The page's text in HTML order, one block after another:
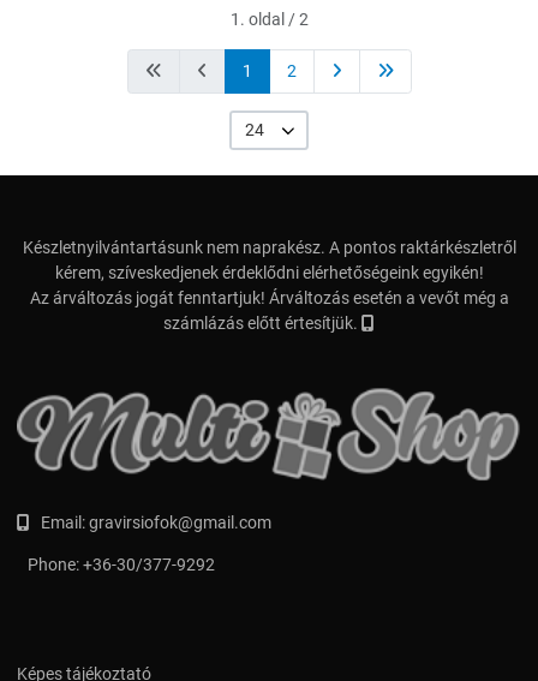
1. oldal / 2
1 2
24
Készletnyilvántartásunk nem naprakész. A pontos raktárkészletről
kérem, szíveskedjenek érdeklődni elérhetőségeink egyikén!
Az árváltozás jogát fenntartjuk! Árváltozás esetén a vevőt még a
számlázás előtt értesítjük.
Email:gravirsiofok@gmail.com
Phone:+36-30/377-9292
Képes tájékoztató